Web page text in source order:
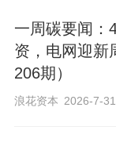
一周碳要闻：
资，电网迎新
206期）
浪花资本 2026-7-31